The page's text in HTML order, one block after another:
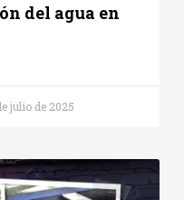
del agua en
julio de 2025